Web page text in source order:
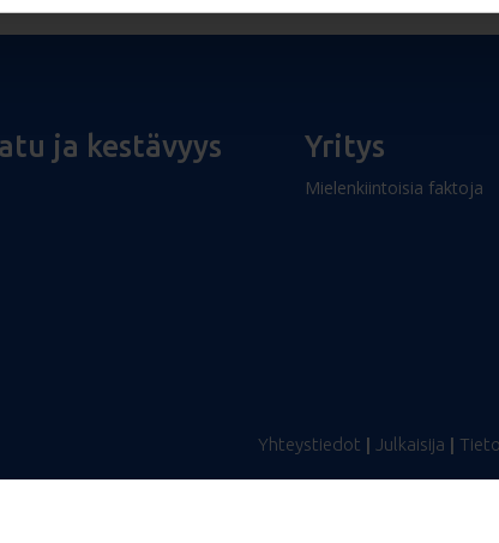
ja kestävyys Yritys
Mielenkiintoisia faktoja
Yhteystiedot | Julkaisija |